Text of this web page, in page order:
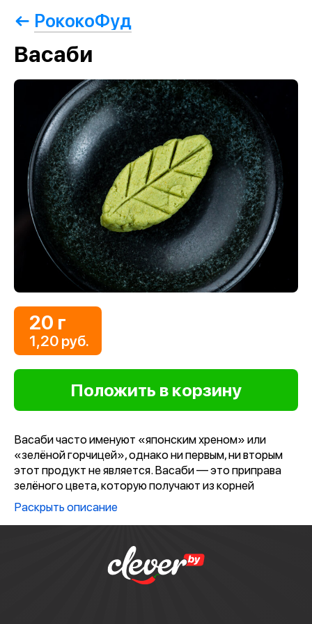
РококоФуд
Васаби
20 г
1,20 руб.
Васаби часто именуют «японским хреном» или
«зелёной горчицей», однако ни первым, ни вторым
этот продукт не является. Васаби — это приправа
зелёного цвета, которую получают из корней
растения под названием Эвтрема.
Раскрыть описание